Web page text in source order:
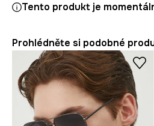
Tento produkt je
Prohlédněte si podobné